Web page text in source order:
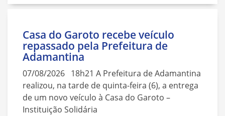
Casa do Garoto recebe veículo
repassado pela Prefeitura de
Adamantina
07/08/2026 18h21 A Prefeitura de Adamantina
realizou, na tarde de quinta-feira (6), a entrega
de um novo veículo à Casa do Garoto –
Instituição Solidária